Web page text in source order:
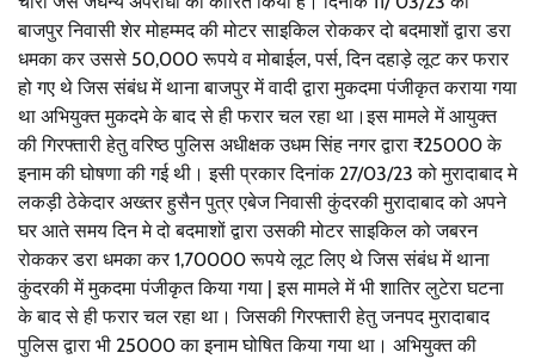
बाजपुर निवासी शेर मोहम्मद की मोटर साइकिल रोककर दो बदमाशों द्वारा डरा
धमका कर उससे 50,000 रूपये व मोबाईल, पर्स, दिन दहाड़े लूट कर फरार
हो गए थे जिस संबंध में थाना बाजपुर में वादी द्वारा मुकदमा पंजीकृत कराया गया
था अभियुक्त मुकदमे के बाद से ही फरार चल रहा था।इस मामले में आयुक्त
की गिरफ्तारी हेतु वरिष्ठ पुलिस अधीक्षक उधम सिंह नगर द्वारा ₹25000 के
इनाम की घोषणा की गई थी। इसी प्रकार दिनांक 27/03/23 को मुरादाबाद मे
लकड़ी ठेकेदार अख्तर हुसैन पुत्र एबेज निवासी कुंदरकी मुरादाबाद को अपने
घर आते समय दिन मे दो बदमाशों द्वारा उसकी मोटर साइकिल को जबरन
रोककर डरा धमका कर 1,70000 रूपये लूट लिए थे जिस संबंध में थाना
कुंदरकी में मुकदमा पंजीकृत किया गया | इस मामले में भी शातिर लुटेरा घटना
के बाद से ही फरार चल रहा था। जिसकी गिरफ्तारी हेतु जनपद मुरादाबाद
पुलिस द्वारा भी 25000 का इनाम घोषित किया गया था। अभियुक्त की